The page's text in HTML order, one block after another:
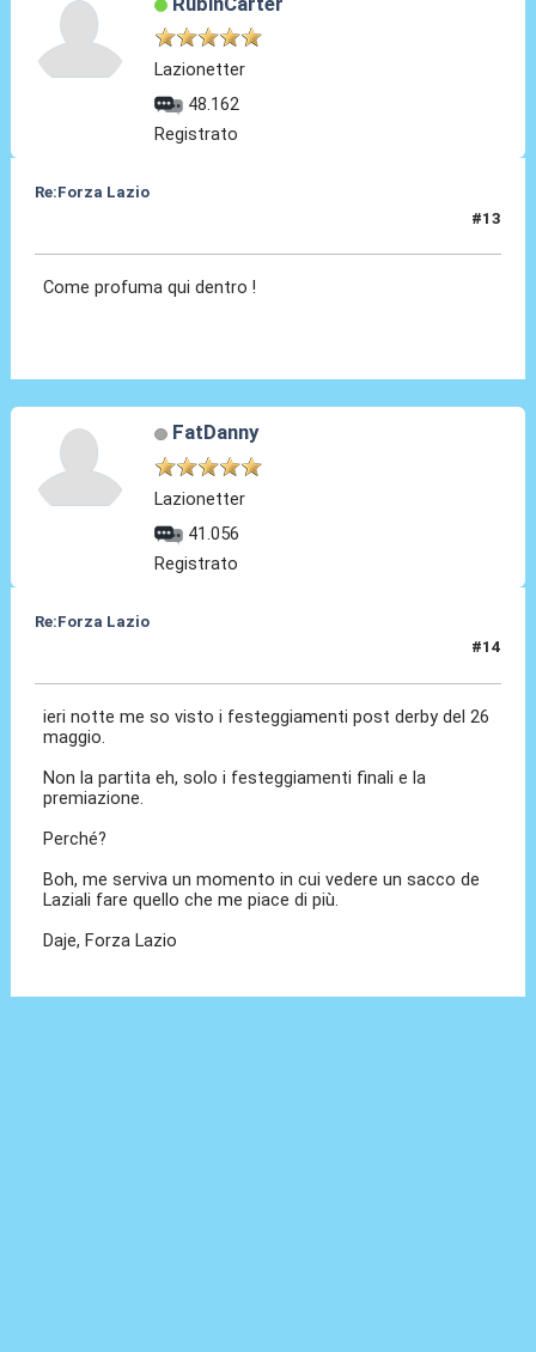
Lazionetter
48.162
Registrato
Re:Forza Lazio
#13
Come profuma qui dentro !
FatDanny
Lazionetter
41.056
Registrato
Re:Forza Lazio
#14
ieri notte me so visto i festeggiamenti post derby del 26
maggio.
Non la partita eh, solo i festeggiamenti finali e la
premiazione.
Perché?
Boh, me serviva un momento in cui vedere un sacco de
Laziali fare quello che me piace di più.
Daje, Forza Lazio